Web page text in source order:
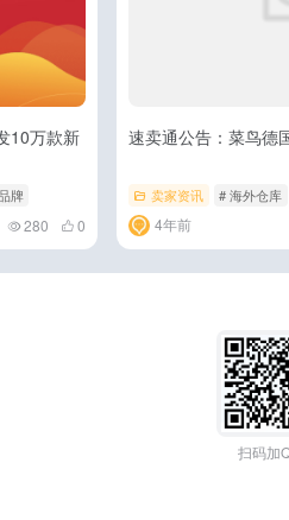
10万款新
牌
280 0
速卖通公告：菜鸟德
卖家资讯 # 海外仓库
4年前
扫码加